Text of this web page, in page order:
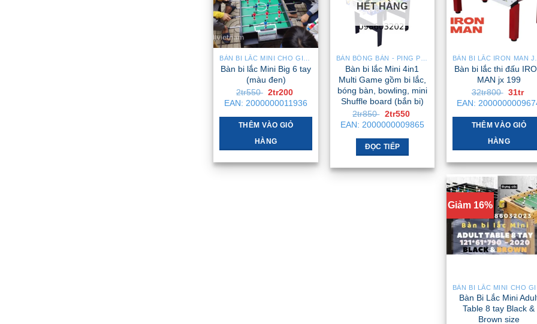
BÀN BI LẮC MINI CHO GIA ĐÌNH – NHỎ GỌN, GẬP GỌN, DỄ DI CHUYỂN
Bàn bi lắc Mini Big 6 tay
(màu đen)
2tr550 Giá
gốc
là:
2tr550 .
2tr200
hiện
tại
là:
EAN: 2000000011936
THÊM VÀO GIỎ
HÀNG
HẾT HÀNG
BÀN BÓNG BÀN - PING PONG
Bàn bi lắc Mini 4in1
Multi Game gồm bi lắc,
bóng bàn, bowling, mini
Shuffle board (bắn bi)
2tr850 Giá
gốc
là:
2tr850 .
2tr550
hiện
tại
EAN: 2000000009865
ĐỌC TIẾP
BÀN BI
Bàn bi lắc thi đấu
MAN jx 199
32tr800 Giá
gốc
là:
31tr
tại
là:
EAN:
THÊM VÀO GIỎ
HÀNG
Giảm 16%
Bàn Bi Lắc Mini
Table 8 tay Black &
Brown size